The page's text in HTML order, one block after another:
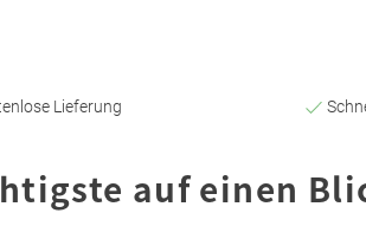
Lieferung
auf einen